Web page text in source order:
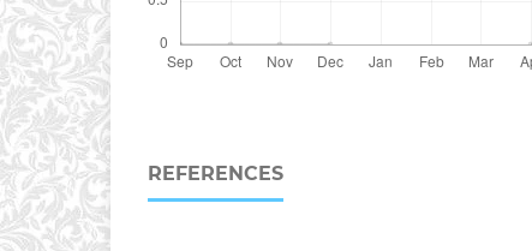
REFERENCES